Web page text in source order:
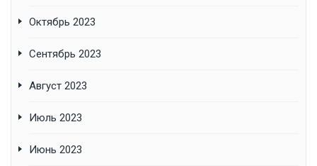
Октябрь 2023
Сентябрь 2023
Август 2023
Июль 2023
Июнь 2023